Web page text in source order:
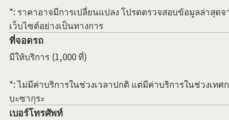
*: ราคาอาจมีการเปลี่ยนแปลง โปรดตรวจสอบข้อมูลล่าสุดจ
เว็บไซต์อย่างเป็นทางการ
ที่จอดรถ
มีให้บริการ (1,000 ที่)
*: ไม่มีค่าบริการในช่วงเวลาปกติ แต่มีค่าบริการในช่วงเทศ
บะซากุระ
เบอร์โทรศัพท์